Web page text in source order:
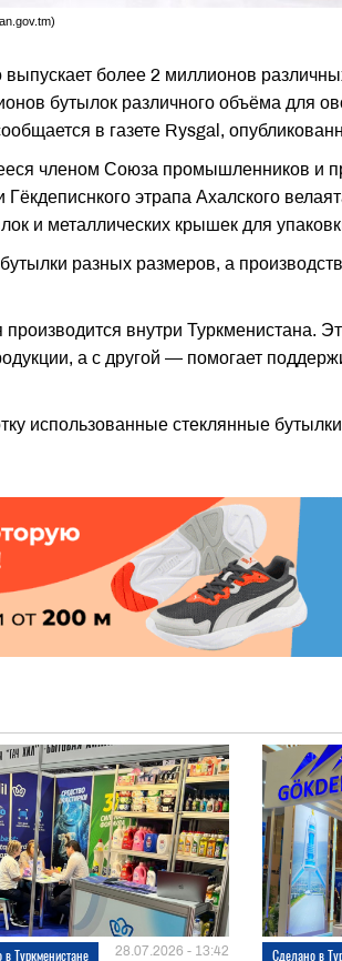
более 2 миллионов
бутылок различного объёма для
в газете Rysgal,
членом Союза промышленников и
этрапа Ахалского
и металлических крышек для
разных размеров, а
внутри Туркменистана.
а с другой — помогает
использованные стеклянные
Туркменистане 28.07.2026 - 13:42 Сделано в